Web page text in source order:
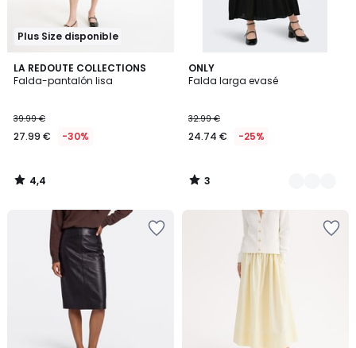
Plus Size disponible
LA REDOUTE COLLECTIONS
Falda-pantalón lisa
39.99 €
27.99 € -30%
4,4
/ 5
4,4
/
ONLY
Falda larga evasé
32.99 €
24.74 € -25%
3
/
2
Colores
3
/